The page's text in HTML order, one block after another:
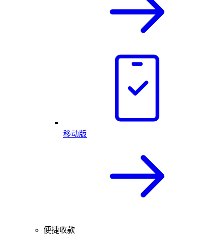
移动版
便捷收款